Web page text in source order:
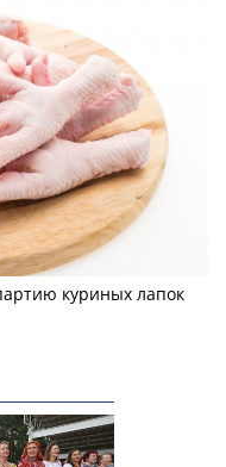
куриных лапок